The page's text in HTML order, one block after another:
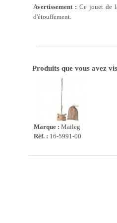
Avertissement : Ce jouet de
d'étouffement.
Produits que vous avez
Marque : Maileg
Réf. : 16-5991-00